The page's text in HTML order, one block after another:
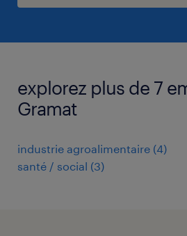
explorez plus de 7
Gramat
industrie agroalimentaire (4)
santé / social (3)